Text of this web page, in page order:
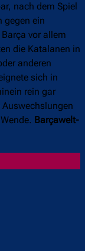
nach dem Spiel
gegen ein
vor allem
die Katalanen in
anderen
sich in
rein gar
Barçawelt-